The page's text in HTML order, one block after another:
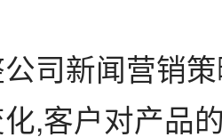
司新闻营销
,客户对产品